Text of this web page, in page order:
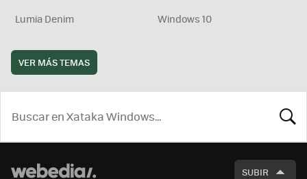
Lumia Denim
Windows 10
VER MÁS TEMAS
SUBIR